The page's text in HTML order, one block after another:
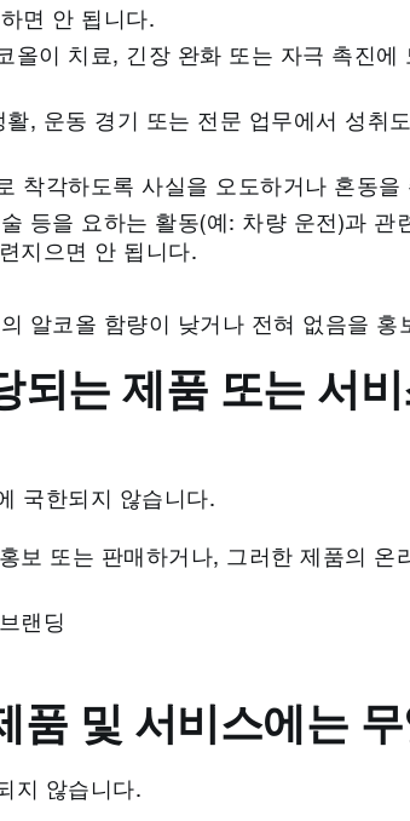
면 안 됩니다.
올이 치료, 긴장 완화 또는 자극 촉진에
, 운동 경기 또는 전문 업무에서 성취
착각하도록 사실을 오도하거나 혼동
등을 요하는 활동(예: 차량 운전)과 관
지으면 안 됩니다.
알코올 함량이 낮거나 전혀 없음을 홍
되는 제품 또는 서
국한되지 않습니다.
보 또는 판매하거나, 그러한 제품의 온
랜딩
품 및 서비스에는
지 않습니다.